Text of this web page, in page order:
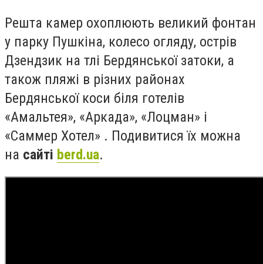
Решта камер охоплюють великий фонтан
у парку Пушкіна, колесо огляду, острів
Дзендзик на тлі Бердянської затоки, а
також пляжі в різних районах
Бердянської коси біля готелів
«Амальтея», «Аркада», «Лоцман» і
«Саммер Хотел» . Подивитися їх можна
на сайті berd.ua.